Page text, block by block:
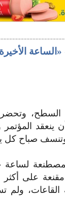
«الساعة
السطح،
ينعقد
صباح كل
لساعة
على أكثر
القاعات، ولم